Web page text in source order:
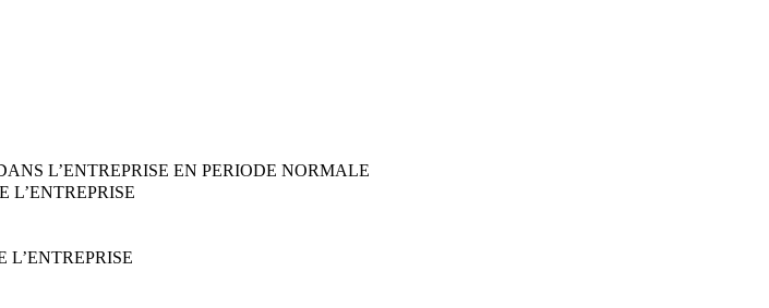
L’ENTREPRISE EN PERIODE NORMALE
L’ENTREPRISE